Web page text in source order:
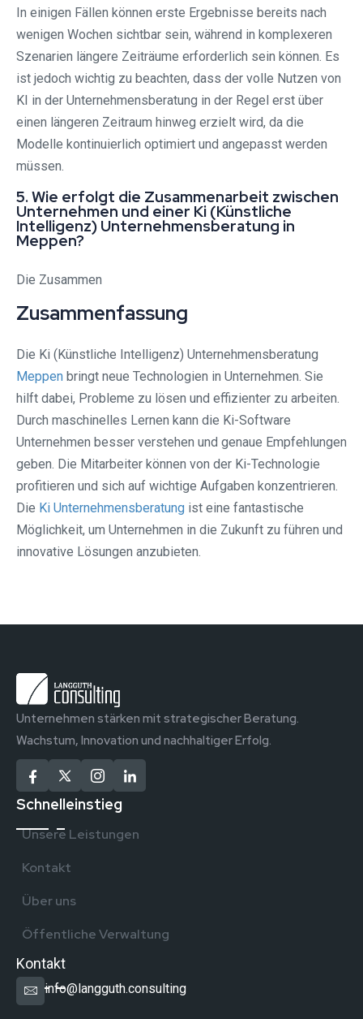
In einigen Fällen können erste Ergebnisse bereits nach
wenigen Wochen sichtbar sein, während in komplexeren
Szenarien längere Zeiträume erforderlich sein können. Es
ist jedoch wichtig zu beachten, dass der volle Nutzen von
KI in der Unternehmensberatung in der Regel erst über
einen längeren Zeitraum hinweg erzielt wird, da die
Modelle kontinuierlich optimiert und angepasst werden
müssen.
5. Wie erfolgt die Zusammenarbeit zwischen
Unternehmen und einer Ki (Künstliche
Intelligenz) Unternehmensberatung in
Meppen?
Die Zusammen
Zusammenfassung
Die Ki (Künstliche Intelligenz) Unternehmensberatung
Meppen bringt neue Technologien in Unternehmen. Sie
hilft dabei, Probleme zu lösen und effizienter zu arbeiten.
Durch maschinelles Lernen kann die Ki-Software
Unternehmen besser verstehen und genaue Empfehlungen
geben. Die Mitarbeiter können von der Ki-Technologie
profitieren und sich auf wichtige Aufgaben konzentrieren.
Die Ki Unternehmensberatung ist eine fantastische
Möglichkeit, um Unternehmen in die Zukunft zu führen und
innovative Lösungen anzubieten.
Unternehmen stärken mit strategischer Beratung.
Wachstum, Innovation und nachhaltiger Erfolg.
Schnelleinstieg
Unsere Leistungen
Kontakt
Über uns
Öffentliche Verwaltung
Kontakt
info@langguth.consulting